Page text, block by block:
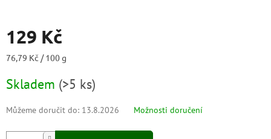
129 Kč
Měrná
76,79 Kč / 100 g
Skladem (>5 ks)
Můžeme doručit do: 13.8.2026 Možnosti doručení